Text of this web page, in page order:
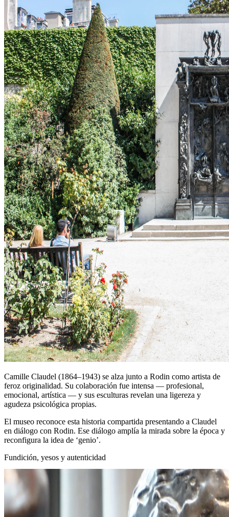
Camille Claudel (1864–1943) se alza junto a Rodin como artista de
feroz originalidad. Su colaboración fue intensa — profesional,
emocional, artística — y sus esculturas revelan una ligereza y
agudeza psicológica propias.
El museo reconoce esta historia compartida presentando a Claudel
en diálogo con Rodin. Ese diálogo amplía la mirada sobre la época y
reconfigura la idea de ‘genio’.
Fundición, yesos y autenticidad